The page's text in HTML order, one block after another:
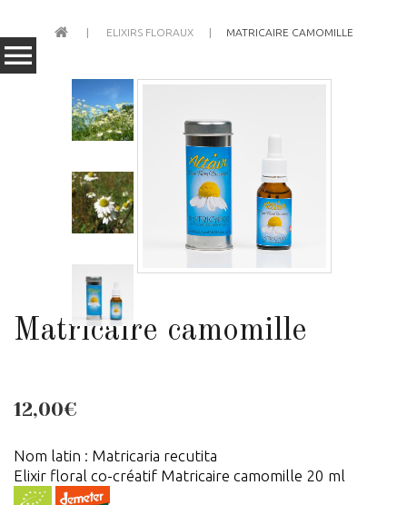
ELIXIRS FLORAUX MATRICAIRE CAMOMILLE
Matricaire camomille
12,00€
Nom latin : Matricaria recutita
Elixir floral co-créatif Matricaire camomille 20 ml